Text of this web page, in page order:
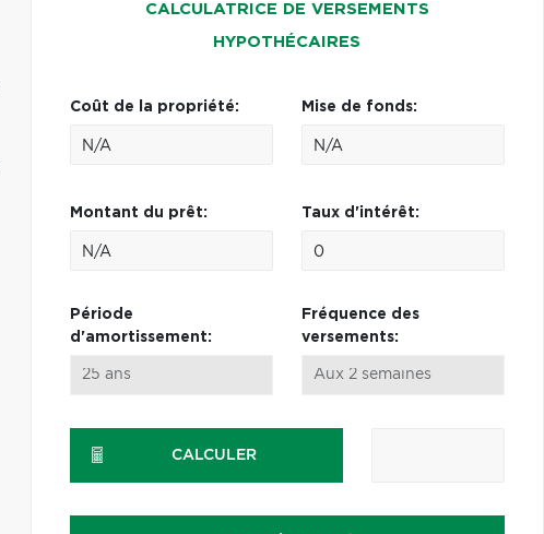
CALCULATRICE DE VERSEMENTS
HYPOTHÉCAIRES
Coût de la propriété: Mise de fonds:
Montant du prêt: Taux d'intérêt:
Période
d'amortissement:
Fréquence des
versements:
CALCULER